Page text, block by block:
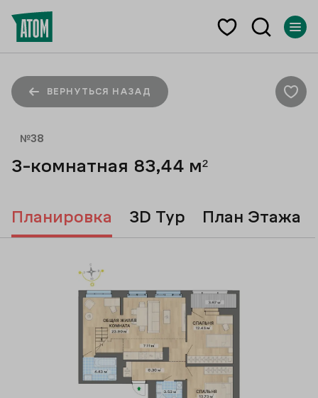
ВЕРНУТЬСЯ НАЗАД
№38
3-комнатная 83,44 м²
Планировка 3D Тур План Этажа